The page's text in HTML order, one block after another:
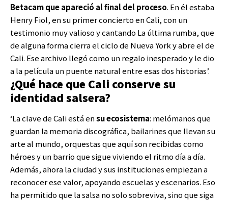
Betacam que apareció al final del proceso. En él estaba
Henry Fiol, en su primer concierto en Cali, con un
testimonio muy valioso y cantando La última rumba, que
de alguna forma cierra el ciclo de Nueva York y abre el de
Cali. Ese archivo llegó como un regalo inesperado y le dio
a la película un puente natural entre esas dos historias’.
¿Qué hace que Cali conserve su
identidad salsera?
‘La clave de Cali está ensu ecosistema: melómanos que
guardan la memoria discográfica, bailarines que llevan su
arte al mundo, orquestas que aquí son recibidas como
héroes y un barrio que sigue viviendo el ritmo día a día.
Además, ahora la ciudad y sus instituciones empiezan a
reconocer ese valor, apoyando escuelas y escenarios. Eso
ha permitido que la salsa no solo sobreviva, sino que siga